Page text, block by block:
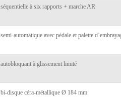
séquentielle à six rapports + marche AR
semi-automatique avec pédale et palette
autobloquant à glissement limité
bi-disque céra-métallique Ø 184 mm